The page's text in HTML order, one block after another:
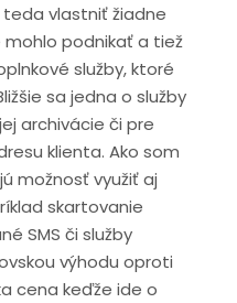
vlastniť žiadne
podnikať a tiež
služby, ktoré
sa jedna o služby
archivácie či pre
klienta. Ako som
možnosť využiť aj
skartovanie
SMS či služby
výhodu oproti
cena keďže ide o